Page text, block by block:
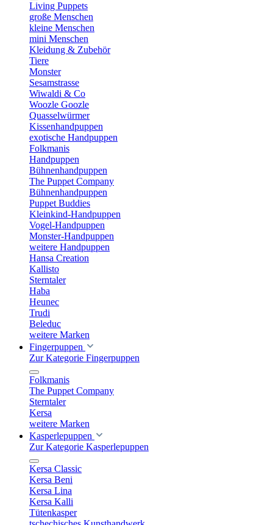
Living Puppets
große Menschen
kleine Menschen
mini Menschen
Kleidung & Zubehör
Tiere
Monster
Sesamstrasse
Wiwaldi & Co
Woozle Goozle
Quasselwürmer
Kissenhandpuppen
exotische Handpuppen
Folkmanis
Handpuppen
Bühnenhandpuppen
The Puppet Company
Bühnenhandpuppen
Puppet Buddies
Kleinkind-Handpuppen
Vogel-Handpuppen
Monster-Handpuppen
weitere Handpuppen
Hansa Creation
Kallisto
Sterntaler
Haba
Heunec
Trudi
Beleduc
weitere Marken
Fingerpuppen
Zur Kategorie Fingerpuppen
Folkmanis
The Puppet Company
Sterntaler
Kersa
weitere Marken
Kasperlepuppen
Zur Kategorie Kasperlepuppen
Kersa Classic
Kersa Beni
Kersa Lina
Kersa Kalli
Tütenkasper